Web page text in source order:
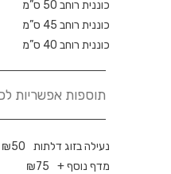
כוננית רוחב 50 ס”מ
כוננית רוחב 45 ס”מ
כוננית רוחב 40 ס”מ
תוספות אפשריות
נעילה בזוג דלתות ₪50
מדף נוסף +
₪75